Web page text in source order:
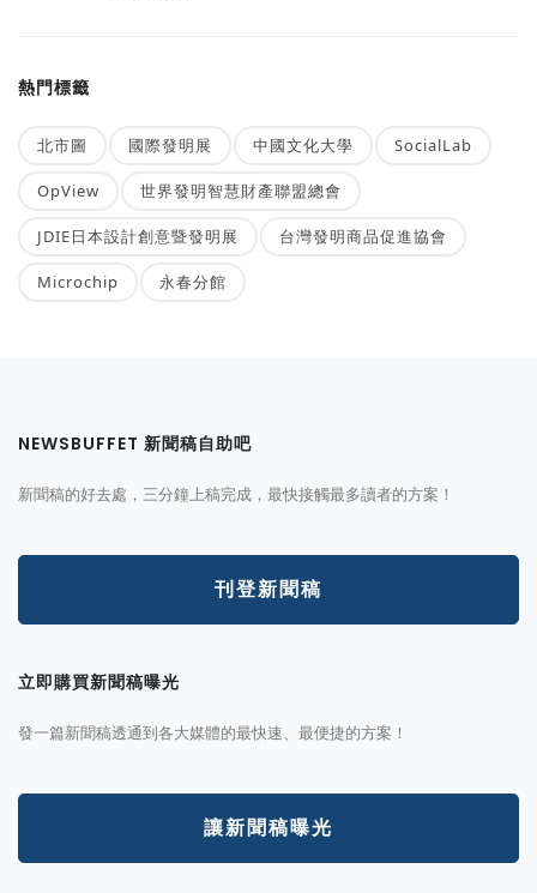
熱門標籤
北市圖 國際發明展 中國文化大學 SocialLab
OpView 世界發明智慧財產聯盟總會
JDIE日本設計創意暨發明展 台灣發明商品促進協會
Microchip 永春分館
NEWSBUFFET 新聞稿自助吧
新聞稿的好去處，三分鐘上稿完成，最快接觸最多讀者的方案！
刊登新聞稿
立即購買新聞稿曝光
發一篇新聞稿透通到各大媒體的最快速、最便捷的方案！
讓新聞稿曝光